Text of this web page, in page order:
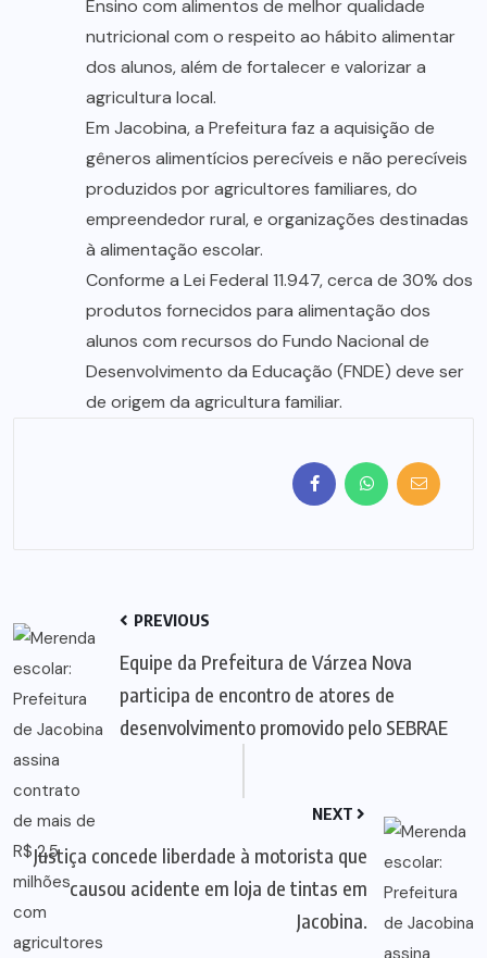
Ensino com alimentos de melhor qualidade
nutricional com o respeito ao hábito alimentar
dos alunos, além de fortalecer e valorizar a
agricultura local.
Em Jacobina, a Prefeitura faz a aquisição de
gêneros alimentícios perecíveis e não perecíveis
produzidos por agricultores familiares, do
empreendedor rural, e organizações destinadas
à alimentação escolar.
Conforme a Lei Federal 11.947, cerca de 30% dos
produtos fornecidos para alimentação dos
alunos com recursos do Fundo Nacional de
Desenvolvimento da Educação (FNDE) deve ser
de origem da agricultura familiar.
PREVIOUS
Equipe da Prefeitura de Várzea Nova
participa de encontro de atores de
desenvolvimento promovido pelo SEBRAE
NEXT
Justiça concede liberdade à motorista que
causou acidente em loja de tintas em
Jacobina.